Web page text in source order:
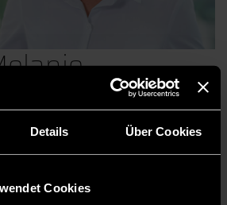
Details Über Cookies
Cookies
Fenzl